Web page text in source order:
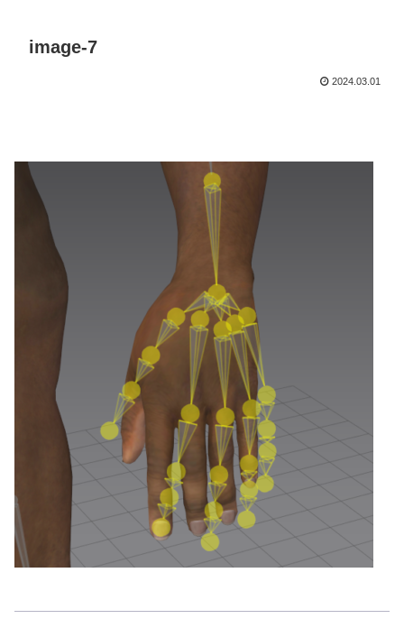
image-7
2024.03.01